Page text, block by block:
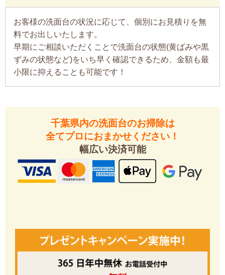
お客様の洗面台の状況に応じて、個別にお見積りを無
料でお出しいたします。
早期にご相談いただくことで洗面台の状態(黄ばみや黒
ずみの状態など)をいち早く確認できるため、金額も最
小限に抑えることも可能です！
千葉県内の洗面台のお掃除は
全てプロにおまかせください！
幅広い決済可能